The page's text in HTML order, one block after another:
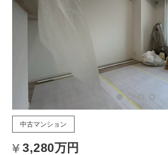
中古マンション
3,280万円